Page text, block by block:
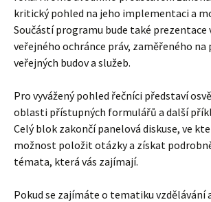
kritický pohled na jeho implementaci a
Součástí programu bude také prezentace
veřejného ochránce práv, zaměřeného
veřejných budov a služeb.
Pro vyvážený pohled řečníci představí
oblasti přístupných formulářů a další
Celý blok zakončí panelová diskuse, ve
možnost položit otázky a získat
témata, která vás zajímají.
Pokud se zajímáte o tematiku vzdělávání